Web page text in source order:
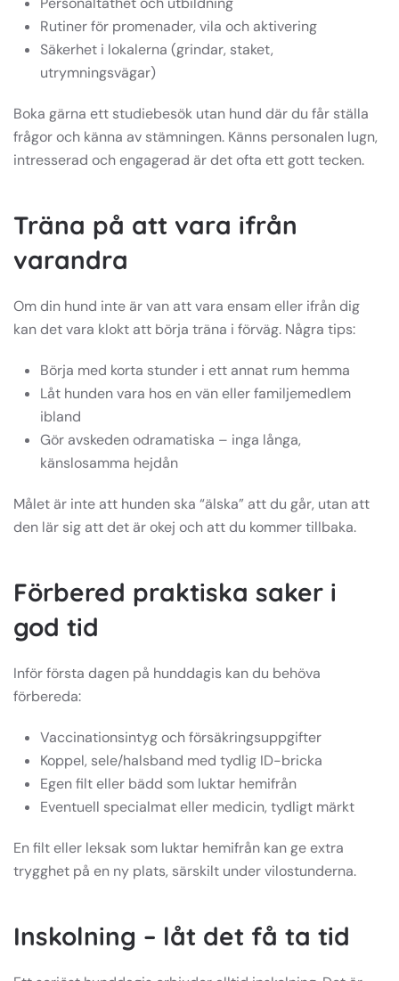
Rutiner för promenader, vila och aktivering
Säkerhet i lokalerna (grindar, staket,
utrymningsvägar)
Boka gärna ett studiebesök utan hund där du får ställa
frågor och känna av stämningen. Känns personalen lugn,
intresserad och engagerad är det ofta ett gott tecken.
Träna på att vara ifrån
varandra
Om din hund inte är van att vara ensam eller ifrån dig
kan det vara klokt att börja träna i förväg. Några tips:
Börja med korta stunder i ett annat rum hemma
Låt hunden vara hos en vän eller familjemedlem
ibland
Gör avskeden odramatiska – inga långa,
känslosamma hejdån
Målet är inte att hunden ska “älska” att du går, utan att
den lär sig att det är okej och att du kommer tillbaka.
Förbered praktiska saker i
god tid
Inför första dagen på hunddagis kan du behöva
förbereda:
Vaccinationsintyg och försäkringsuppgifter
Koppel, sele/halsband med tydlig ID-bricka
Egen filt eller bädd som luktar hemifrån
Eventuell specialmat eller medicin, tydligt märkt
En filt eller leksak som luktar hemifrån kan ge extra
trygghet på en ny plats, särskilt under vilostunderna.
Inskolning – låt det få ta tid